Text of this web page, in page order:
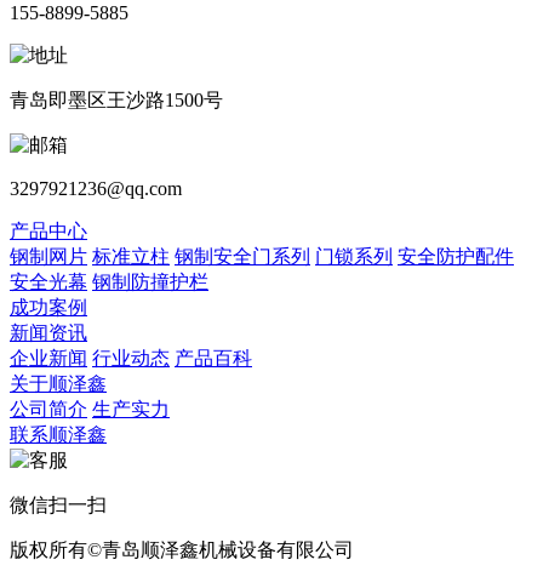
155-8899-5885
青岛即墨区王沙路1500号
3297921236@qq.com
产品中心
钢制网片 标准立柱 钢制安全门系列 门锁系列 安全防护配件
安全光幕 钢制防撞护栏
成功案例
新闻资讯
企业新闻 行业动态 产品百科
关于顺泽鑫
公司简介 生产实力
联系顺泽鑫
微信扫一扫
版权所有©青岛顺泽鑫机械设备有限公司